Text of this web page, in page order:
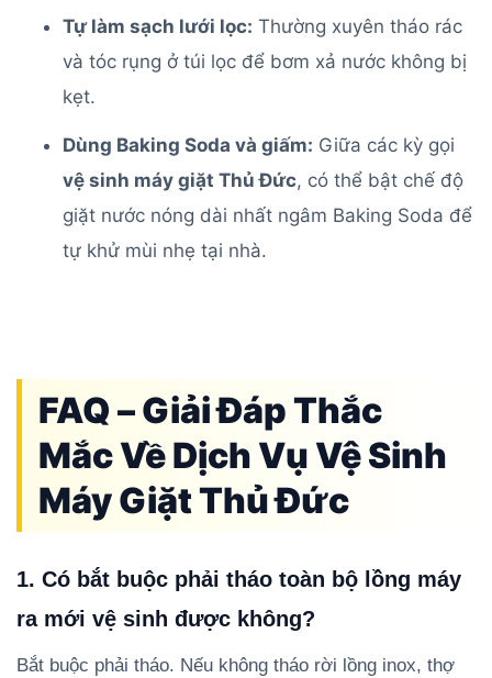
Tự làm sạch lưới lọc: Thường xuyên tháo rác
và tóc rụng ở túi lọc để bơm xả nước không bị
kẹt.
Dùng Baking Soda và giấm: Giữa các kỳ gọi
vệ sinh máy giặt Thủ Đức, có thể bật chế độ
giặt nước nóng dài nhất ngâm Baking Soda để
tự khử mùi nhẹ tại nhà.
FAQ – Giải Đáp Thắc
Mắc Về Dịch Vụ Vệ Sinh
Máy Giặt Thủ Đức
1. Có bắt buộc phải tháo toàn bộ lồng máy
ra mới vệ sinh được không?
Bắt buộc phải tháo. Nếu không tháo rời lồng inox, thợ